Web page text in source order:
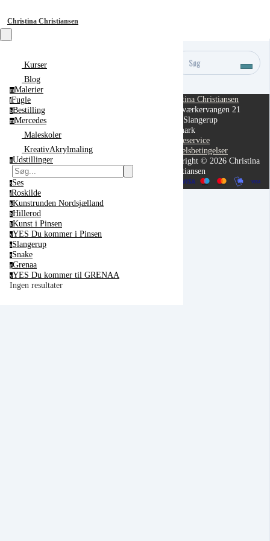
Christina Christiansen
Kurser
Blog
mMalerier
fFugle
bBestilling
mMercedes
Maleskoler
KreativAkrylmaling
uUdstillinger
sSes
rRoskilde
kKunstrunden Nordsjælland
hHillerod
kKunst i Pinsen
yYES Du kommer i Pinsen
sSlangerup
sSnake
gGrenaa
yYES Du kommer til GRENAA
Ingen resultater
Søg
Christina Christiansen
Håndværkervangen 21
3550 Slangerup
Danmark
Kundeservice
Handelsbetingelser
Copyright © 2026 Christina
Christiansen
Cancel
Cancel OK